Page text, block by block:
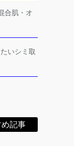
合肌・オ
いシミ取
め記事